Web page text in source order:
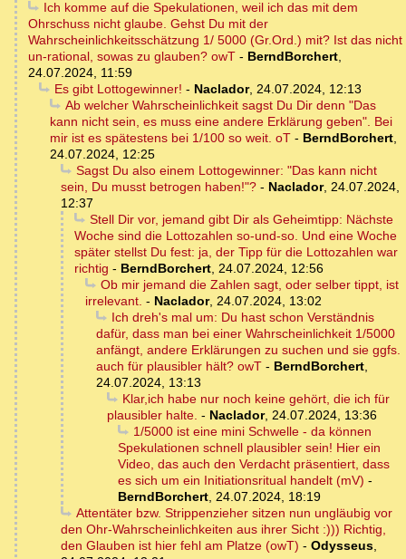
Ich komme auf die Spekulationen, weil ich das mit dem
Ohrschuss nicht glaube. Gehst Du mit der
Wahrscheinlichkeitsschätzung 1/ 5000 (Gr.Ord.) mit? Ist das nicht
un-rational, sowas zu glauben? owT - BerndBorchert,
24.07.2024, 11:59
Es gibt Lottogewinner! - Naclador, 24.07.2024, 12:13
Ab welcher Wahrscheinlichkeit sagst Du Dir denn "Das
kann nicht sein, es muss eine andere Erklärung geben". Bei
mir ist es spätestens bei 1/100 so weit. oT - BerndBorchert,
24.07.2024, 12:25
Sagst Du also einem Lottogewinner: "Das kann nicht
sein, Du musst betrogen haben!"? - Naclador, 24.07.2024,
12:37
Stell Dir vor, jemand gibt Dir als Geheimtipp: Nächste
Woche sind die Lottozahlen so-und-so. Und eine Woche
später stellst Du fest: ja, der Tipp für die Lottozahlen war
richtig - BerndBorchert, 24.07.2024, 12:56
Ob mir jemand die Zahlen sagt, oder selber tippt, ist
irrelevant. - Naclador, 24.07.2024, 13:02
Ich dreh's mal um: Du hast schon Verständnis
dafür, dass man bei einer Wahrscheinlichkeit 1/5000
anfängt, andere Erklärungen zu suchen und sie ggfs.
auch für plausibler hält? owT - BerndBorchert,
24.07.2024, 13:13
Klar,ich habe nur noch keine gehört, die ich für
plausibler halte. - Naclador, 24.07.2024, 13:36
1/5000 ist eine mini Schwelle - da können
Spekulationen schnell plausibler sein! Hier ein
Video, das auch den Verdacht präsentiert, dass
es sich um ein Initiationsritual handelt (mV) -
BerndBorchert, 24.07.2024, 18:19
Attentäter bzw. Strippenzieher sitzen nun ungläubig vor
den Ohr-Wahrscheinlichkeiten aus ihrer Sicht :))) Richtig,
den Glauben ist hier fehl am Platze (owT) - Odysseus,